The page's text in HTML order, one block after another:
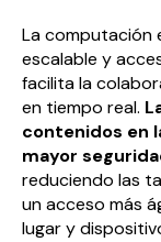
La computación
escalable y
facilita la
en tiempo real.
contenidos en
mayor
reduciendo las
un acceso más
lugar y